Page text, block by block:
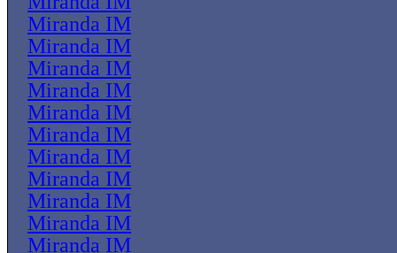
Miranda IM
Miranda IM
Miranda IM
Miranda IM
Miranda IM
Miranda IM
Miranda IM
Miranda IM
Miranda IM
Miranda IM
Miranda IM